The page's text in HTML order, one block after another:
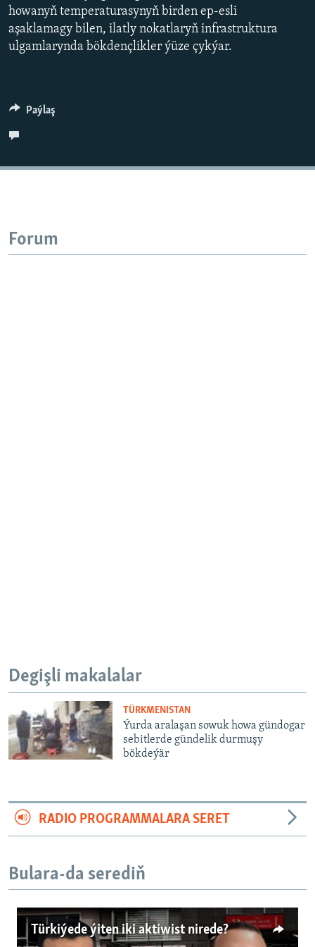
howanyň temperaturasynyň birden ep-esli
aşaklamagy bilen, ilatly nokatlaryň infrastruktura
ulgamlarynda bökdençlikler ýüze çykýar.
Paýlaş
Forum
Degişli makalalar
TÜRKMENISTAN
Ýurda aralaşan sowuk howa gündogar
sebitlerde gündelik durmuşy
bökdeýär
RADIO PROGRAMMALARA SERET
Bulara-da serediň
Türkiýede ýiten iki aktiwist nirede?